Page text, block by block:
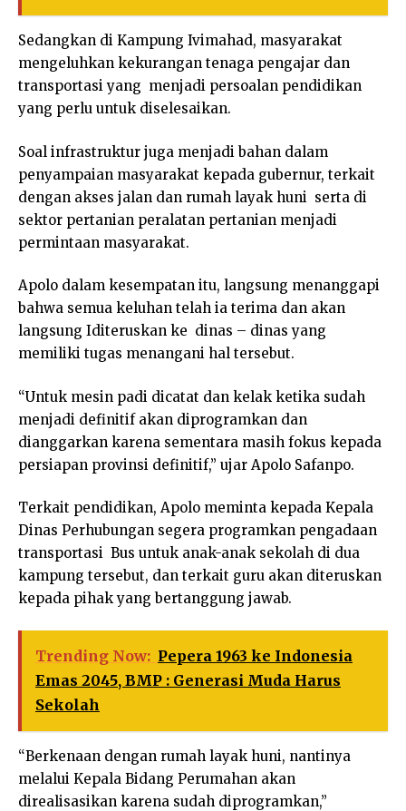
Sedangkan di Kampung Ivimahad, masyarakat
mengeluhkan kekurangan tenaga pengajar dan
transportasi yang menjadi persoalan pendidikan
yang perlu untuk diselesaikan.
Soal infrastruktur juga menjadi bahan dalam
penyampaian masyarakat kepada gubernur, terkait
dengan akses jalan dan rumah layak huni serta di
sektor pertanian peralatan pertanian menjadi
permintaan masyarakat.
Apolo dalam kesempatan itu, langsung menanggapi
bahwa semua keluhan telah ia terima dan akan
langsung Iditeruskan ke dinas – dinas yang
memiliki tugas menangani hal tersebut.
“Untuk mesin padi dicatat dan kelak ketika sudah
menjadi definitif akan diprogramkan dan
dianggarkan karena sementara masih fokus kepada
persiapan provinsi definitif,” ujar Apolo Safanpo.
Terkait pendidikan, Apolo meminta kepada Kepala
Dinas Perhubungan segera programkan pengadaan
transportasi Bus untuk anak-anak sekolah di dua
kampung tersebut, dan terkait guru akan diteruskan
kepada pihak yang bertanggung jawab.
Trending Now: Pepera 1963 ke Indonesia
Emas 2045, BMP : Generasi Muda Harus
Sekolah
“Berkenaan dengan rumah layak huni, nantinya
melalui Kepala Bidang Perumahan akan
direalisasikan karena sudah diprogramkan,”